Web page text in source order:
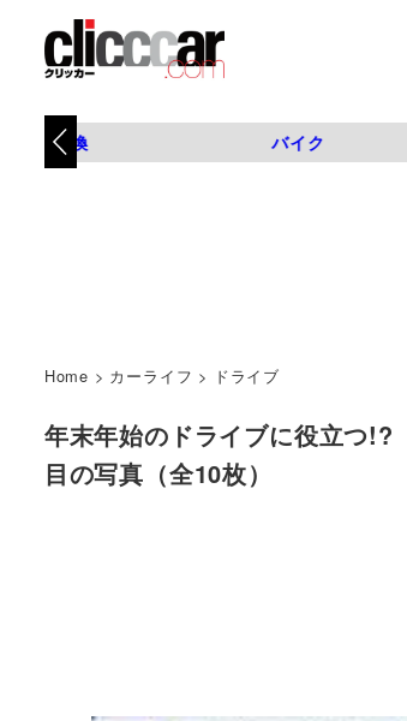
タイヤ交換 バイク
Home > カーライフ > ドライブ
年末年始のドライブに役立つ
目の写真（全10枚）